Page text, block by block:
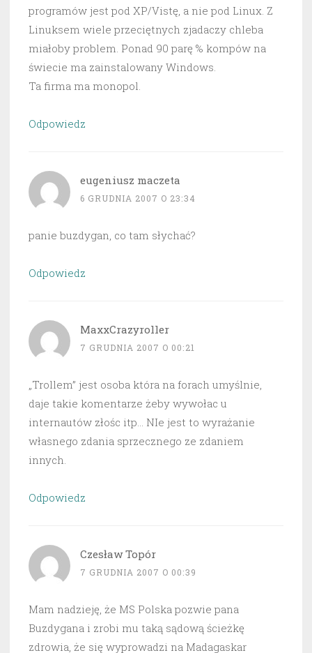
programów jest pod XP/Vistę, a nie pod Linux. Z
Linuksem wiele przeciętnych zjadaczy chleba
miałoby problem. Ponad 90 parę % kompów na
świecie ma zainstalowany Windows.
Ta firma ma monopol.
Odpowiedz
eugeniusz maczeta
6 GRUDNIA 2007 O 23:34
panie buzdygan, co tam słychać?
Odpowiedz
MaxxCrazyroller
7 GRUDNIA 2007 O 00:21
„Trollem” jest osoba która na forach umyślnie,
daje takie komentarze żeby wywołac u
internautów złośc itp… NIe jest to wyrażanie
własnego zdania sprzecznego ze zdaniem
innych.
Odpowiedz
Czesław Topór
7 GRUDNIA 2007 O 00:39
Mam nadzieję, że MS Polska pozwie pana
Buzdygana i zrobi mu taką sądową ścieżkę
zdrowia, że się wyprowadzi na Madagaskar